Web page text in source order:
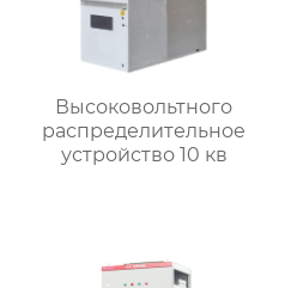
Высоковольтного
распределительное
устройство 10 кв